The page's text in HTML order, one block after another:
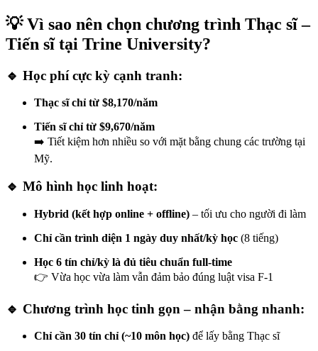
💡 Vì sao nên chọn chương trình Thạc sĩ –
Tiến sĩ tại Trine University?
🔹 Học phí cực kỳ cạnh tranh:
Thạc sĩ chỉ từ $8,170/năm
Tiến sĩ chỉ từ $9,670/năm
➡️ Tiết kiệm hơn nhiều so với mặt bằng chung các trường tại
Mỹ.
🔹 Mô hình học linh hoạt:
Hybrid (kết hợp online + offline) – tối ưu cho người đi làm
Chỉ cần trình diện 1 ngày duy nhất/kỳ học (8 tiếng)
Học 6 tín chỉ/kỳ là đủ tiêu chuẩn full-time
👉 Vừa học vừa làm vẫn đảm bảo đúng luật visa F-1
🔹 Chương trình học tinh gọn – nhận bằng nhanh:
Chỉ cần 30 tín chỉ (~10 môn học) để lấy bằng Thạc sĩ